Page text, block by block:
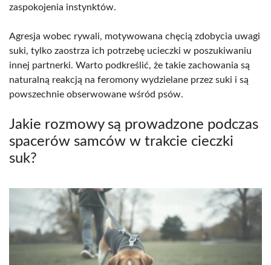
zaspokojenia instynktów.
Agresja wobec rywali, motywowana chęcią zdobycia uwagi
suki, tylko zaostrza ich potrzebę ucieczki w poszukiwaniu
innej partnerki. Warto podkreślić, że takie zachowania są
naturalną reakcją na feromony wydzielane przez suki i są
powszechnie obserwowane wśród psów.
Jakie rozmowy są prowadzone podczas
spacerów samców w trakcie cieczki
suk?